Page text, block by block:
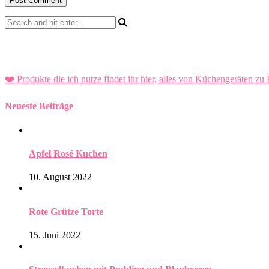
❤️ Produkte die ich nutze findet ihr hier, alles von Küchengeräten zu
Neueste Beiträge
Apfel Rosé Kuchen
10. August 2022
Rote Grütze Torte
15. Juni 2022